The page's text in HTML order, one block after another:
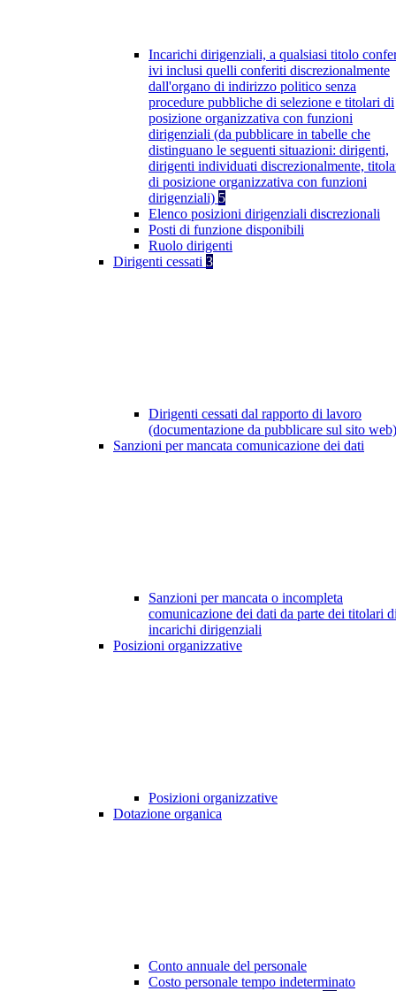
Incarichi dirigenziali, a qualsiasi titolo
ivi inclusi quelli conferiti discrezionalmente
dall'organo di indirizzo politico senza
procedure pubbliche di selezione e titolari di
posizione organizzativa con funzioni
dirigenziali (da pubblicare in tabelle che
distinguano le seguenti situazioni: dirigenti,
dirigenti individuati discrezionalmente,
di posizione organizzativa con funzioni
dirigenziali) 5
Elenco posizioni dirigenziali discrezionali
Posti di funzione disponibili
Ruolo dirigenti
Dirigenti cessati 3
Dirigenti cessati dal rapporto di lavoro
(documentazione da pubblicare sul sito
Sanzioni per mancata comunicazione dei dati
Sanzioni per mancata o incompleta
comunicazione dei dati da parte dei titolari
incarichi dirigenziali
Posizioni organizzative
Posizioni organizzative
Dotazione organica
Conto annuale del personale
Costo personale tempo indeterminato